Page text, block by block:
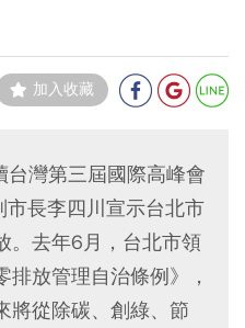
加入收藏
台灣第三屆國際高峰會
長李四川宣示台北市
。去年6月，台北市領
放管理自治條例》，
將從除碳、創綠、節